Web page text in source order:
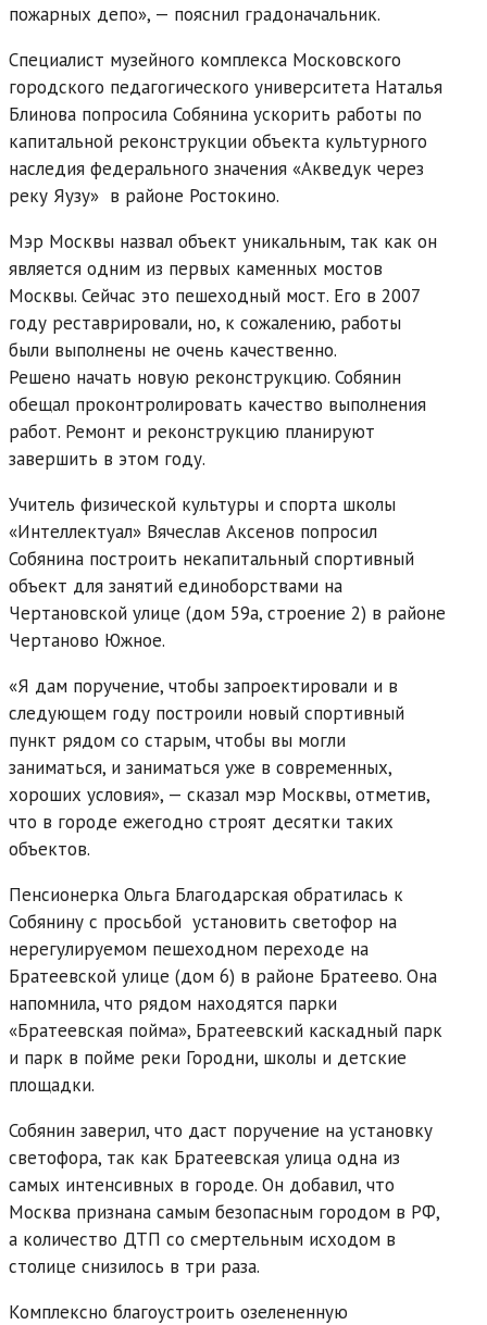
пожарных депо», — пояснил градоначальник.
Специалист музейного комплекса Московского
городского педагогического университета Наталья
Блинова попросила Собянина ускорить работы по
капитальной реконструкции объекта культурного
наследия федерального значения «Акведук через
реку Яузу» в районе Ростокино.
Мэр Москвы назвал объект уникальным, так как он
является одним из первых каменных мостов
Москвы. Сейчас это пешеходный мост. Его в 2007
году реставрировали, но, к сожалению, работы
были выполнены не очень качественно.
Решено начать новую реконструкцию. Собянин
обещал проконтролировать качество выполнения
работ. Ремонт и реконструкцию планируют
завершить в этом году.
Учитель физической культуры и спорта школы
«Интеллектуал» Вячеслав Аксенов попросил
Собянина построить некапитальный спортивный
объект для занятий единоборствами на
Чертановской улице (дом 59а, строение 2) в районе
Чертаново Южное.
«Я дам поручение, чтобы запроектировали и в
следующем году построили новый спортивный
пункт рядом со старым, чтобы вы могли
заниматься, и заниматься уже в современных,
хороших условия», — сказал мэр Москвы, отметив,
что в городе ежегодно строят десятки таких
объектов.
Пенсионерка Ольга Благодарская обратилась к
Собянину с просьбой установить светофор на
нерегулируемом пешеходном переходе на
Братеевской улице (дом 6) в районе Братеево. Она
напомнила, что рядом находятся парки
«Братеевская пойма», Братеевский каскадный парк
и парк в пойме реки Городни, школы и детские
площадки.
Собянин заверил, что даст поручение на установку
светофора, так как Братеевская улица одна из
самых интенсивных в городе. Он добавил, что
Москва признана самым безопасным городом в РФ,
а количество ДТП со смертельным исходом в
столице снизилось в три раза.
Комплексно благоустроить озелененную